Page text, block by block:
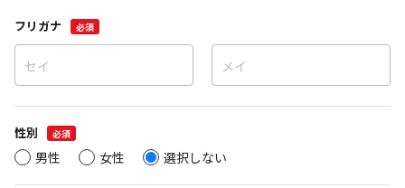
フリガナ 必須
性別 必須
男性 女性 選択しない